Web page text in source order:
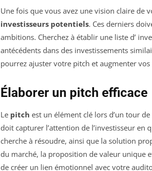
Une fois que vous avez une vision claire de
investisseurs potentiels. Ces derniers
ambitions. Cherchez à établir une liste d’
antécédents dans des investissements
pourrez ajuster votre pitch et augmenter vos
Élaborer un pitch efficace
Le pitch est un élément clé lors d’un tour
doit capturer l’attention de l’investisseur
cherche à résoudre, ainsi que la solution
du marché, la proposition de valeur unique
de créer un lien émotionnel avec votre